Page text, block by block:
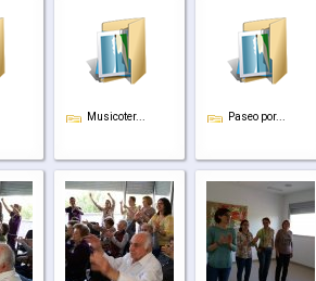
Musicoter... Paseo por...